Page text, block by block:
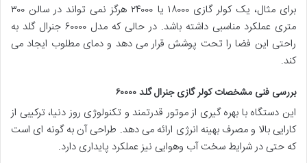
برای مثال، یک کولر گازی ۱۸۰۰۰ یا ۲۴۰۰۰ هرگز نمی تواند در سالن ۳۰۰
متری عملکرد مناسبی داشته باشد. در حالی که مدل ۶۰۰۰۰ جنرال گلد به
راحتی این فضا را تحت پوشش قرار می دهد و دمای مطلوب ایجاد می
کند.
بررسی فنی مشخصات کولر گازی جنرال گلد ۶۰۰۰۰
این دستگاه با بهره گیری از موتور قدرتمند و تکنولوژی روز دنیا، ترکیبی از
کارایی بالا و مصرف بهینه انرژی ارائه می دهد. طراحی آن به گونه ای است
که حتی در شرایط سخت آب وهوایی نیز عملکرد پایداری دارد.